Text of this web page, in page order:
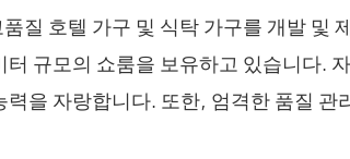
질 호텔 가구 및 식탁 가구를 개발 및
규모의 쇼룸을 보유하고 있습니다.
을 자랑합니다. 또한, 엄격한 품질